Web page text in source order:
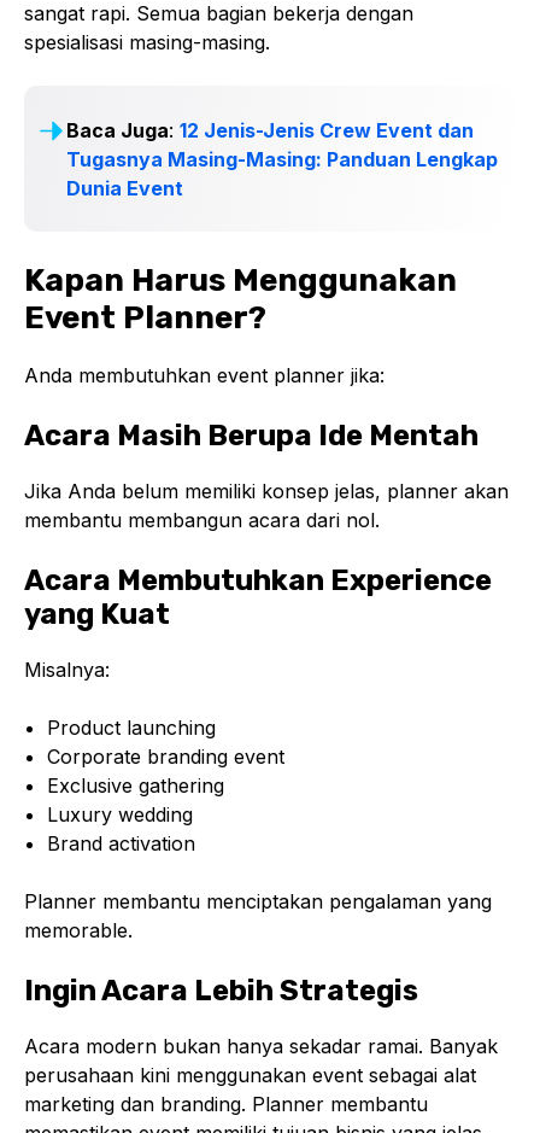
sangat rapi. Semua bagian bekerja dengan
spesialisasi masing-masing.
Baca Juga: 12 Jenis-Jenis Crew Event dan
Tugasnya Masing-Masing: Panduan Lengkap
Dunia Event
Kapan Harus Menggunakan
Event Planner?
Anda membutuhkan event planner jika:
Acara Masih Berupa Ide Mentah
Jika Anda belum memiliki konsep jelas, planner akan
membantu membangun acara dari nol.
Acara Membutuhkan Experience
yang Kuat
Misalnya:
Product launching
Corporate branding event
Exclusive gathering
Luxury wedding
Brand activation
Planner membantu menciptakan pengalaman yang
memorable.
Ingin Acara Lebih Strategis
Acara modern bukan hanya sekadar ramai. Banyak
perusahaan kini menggunakan event sebagai alat
marketing dan branding. Planner membantu